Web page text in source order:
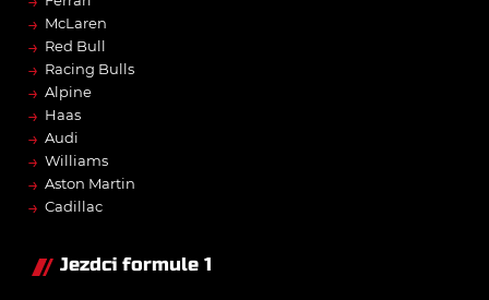
→ McLaren
→ Red Bull
→ Racing Bulls
→ Alpine
→ Haas
→ Audi
→ Williams
→ Aston Martin
→ Cadillac
Jezdci formule 1